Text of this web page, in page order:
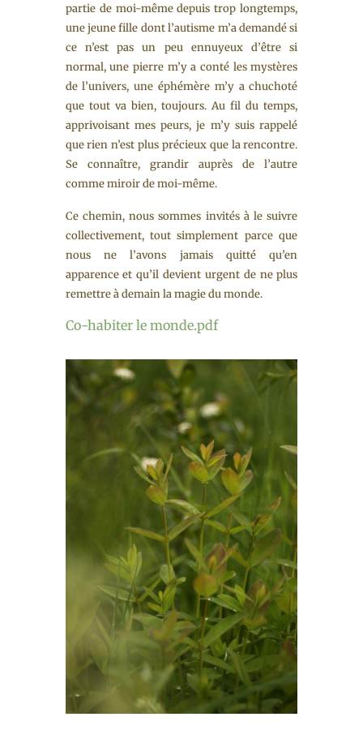
partie de moi-même depuis trop longtemps,
une jeune fille dont l’autisme m’a demandé si
ce n’est pas un peu ennuyeux d’être si
normal, une pierre m’y a conté les mystères
de l’univers, une éphémère m’y a chuchoté
que tout va bien, toujours. Au fil du temps,
apprivoisant mes peurs, je m’y suis rappelé
que rien n’est plus précieux que la rencontre.
Se connaître, grandir auprès de l’autre
comme miroir de moi-même.
Ce chemin, nous sommes invités à le suivre
collectivement, tout simplement parce que
nous ne l’avons jamais quitté qu’en
apparence et qu’il devient urgent de ne plus
remettre à demain la magie du monde.
Co-habiter le monde.pdf